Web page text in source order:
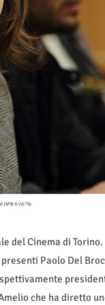
del Cinema di
Paolo Del
che ha diretto